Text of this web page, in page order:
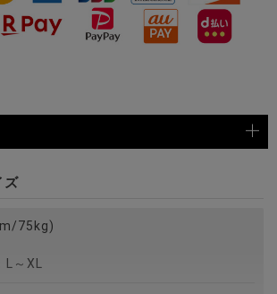
ズ
75kg)
～XL